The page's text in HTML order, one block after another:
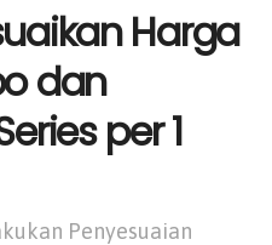
Harga
dan
per 1
Penyesuaian